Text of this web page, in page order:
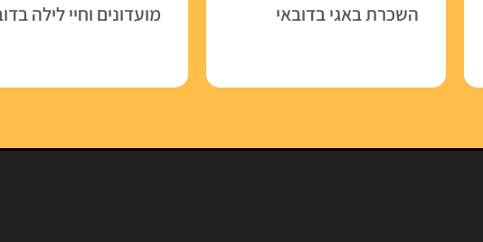
השכרת באגי בדובאי מועדונים וחיי לילה